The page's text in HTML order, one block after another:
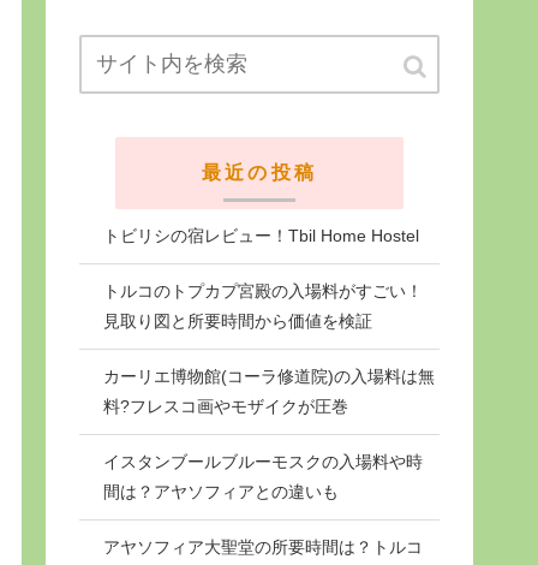
最近の投稿
トビリシの宿レビュー！Tbil Home Hostel
トルコのトプカプ宮殿の入場料がすごい！
見取り図と所要時間から価値を検証
カーリエ博物館(コーラ修道院)の入場料は無
料?フレスコ画やモザイクが圧巻
イスタンブールブルーモスクの入場料や時
間は？アヤソフィアとの違いも
アヤソフィア大聖堂の所要時間は？トルコ